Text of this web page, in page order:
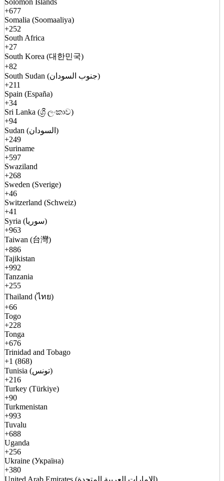
Solomon Islands
+677
Somalia (Soomaaliya)
+252
South Africa
+27
South Korea (대한민국)
+82
South Sudan (جنوب السودان)
+211
Spain (España)
+34
Sri Lanka (ශ්‍රී ලංකාව)
+94
Sudan (السودان)
+249
Suriname
+597
Swaziland
+268
Sweden (Sverige)
+46
Switzerland (Schweiz)
+41
Syria (سوريا)
+963
Taiwan (台灣)
+886
Tajikistan
+992
Tanzania
+255
Thailand (ไทย)
+66
Togo
+228
Tonga
+676
Trinidad and Tobago
+1 (868)
Tunisia (تونس)
+216
Turkey (Türkiye)
+90
Turkmenistan
+993
Tuvalu
+688
Uganda
+256
Ukraine (Україна)
+380
United Arab Emirates (الإمارات العربية المتحدة)